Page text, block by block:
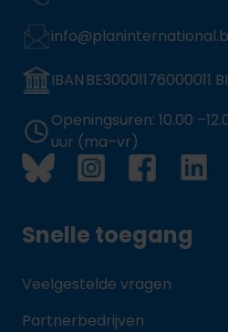
IBAN BE30001176000011
Openingsuren: 10.00
uur (ma–vr)
Snelle toegang
Veelgestelde vragen
Partnerbedrijven